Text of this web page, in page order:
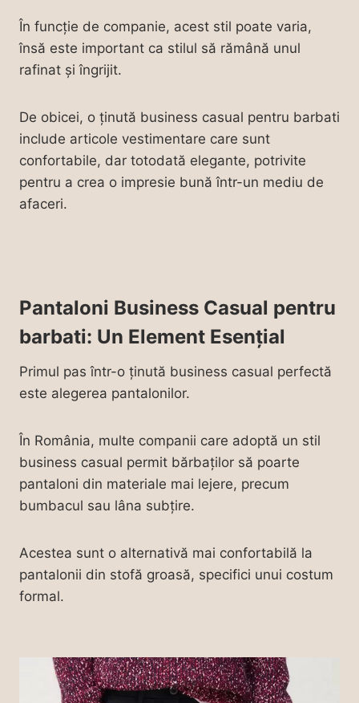
În funcție de companie, acest stil poate varia,
însă este important ca stilul să rămână unul
rafinat și îngrijit.
De obicei, o ținută business casual pentru barbati
include articole vestimentare care sunt
confortabile, dar totodată elegante, potrivite
pentru a crea o impresie bună într-un mediu de
afaceri.
Pantaloni Business Casual pentru
barbati: Un Element Esențial
Primul pas într-o ținută business casual perfectă
este alegerea pantalonilor.
În România, multe companii care adoptă un stil
business casual permit bărbaților să poarte
pantaloni din materiale mai lejere, precum
bumbacul sau lâna subțire.
Acestea sunt o alternativă mai confortabilă la
pantalonii din stofă groasă, specifici unui costum
formal.